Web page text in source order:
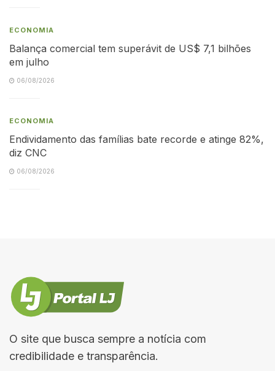
ECONOMIA
Balança comercial tem superávit de US$ 7,1 bilhões
em julho
06/08/2026
ECONOMIA
Endividamento das famílias bate recorde e atinge 82%,
diz CNC
06/08/2026
O site que busca sempre a notícia com
credibilidade e transparência.